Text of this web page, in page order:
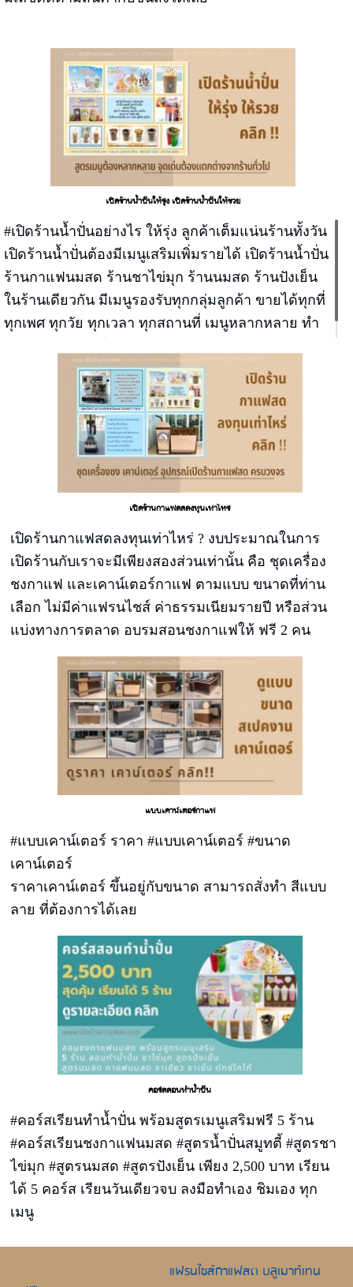
เปิดร้านน้ำปั่นให้รุ่ง เปิดร้านน้ำปั่นให้รวย
#เปิดร้านน้ำปั่นอย่างไร ให้รุ่ง ลูกค้าเต็มแน่นร้านทั้งวัน
เปิดร้านน้ำปั่นต้องมีเมนูเสริมเพิ่มรายได้ เปิดร้านน้ำปั่น
ร้านกาแฟนมสด ร้านชาไข่มุก ร้านนมสด ร้านปังเย็น
ในร้านเดียวกัน มีเมนูรองรับทุกกลุ่มลูกค้า ขายได้ทุกที่
ทุกเพศ ทุกวัย ทุกเวลา ทุกสถานที่ เมนูหลากหลาย ทำ
เปิดร้านกาแฟสดลงทุนเท่าไหร่
เปิดร้านกาแฟสดลงทุนเท่าไหร่ ? งบประมาณในการ
เปิดร้านกับเราจะมีเพียงสองส่วนเท่านั้น คือ ชุดเครื่อง
ชงกาแฟ และเคาน์เตอร์กาแฟ ตามแบบ ขนาดที่ท่าน
เลือก ไม่มีค่าแฟรนไชส์ ค่าธรรมเนียมรายปี หรือส่วน
แบ่งทางการตลาด อบรมสอนชงกาแฟให้ ฟรี 2 คน
แบบเคาน์เตอร์กาแฟ
#แบบเคาน์เตอร์ ราคา #แบบเคาน์เตอร์ #ขนาด
เคาน์เตอร์
ราคาเคาน์เตอร์ ขึ้นอยู่กับขนาด สามารถสั่งทำ สีแบบ
ลาย ที่ต้องการได้เลย
คอร์สสอนทำน้ำปั่น
#คอร์สเรียนทำน้ำปั่น พร้อมสูตรเมนูเสริมฟรี 5 ร้าน
#คอร์สเรียนชงกาแฟนมสด #สูตรน้ำปั่นสมูทตี้ #สูตรชา
ไข่มุก #สูตรนมสด #สูตรปังเย็น เพียง 2,500 บาท เรียน
ได้ 5 คอร์ส เรียนวันเดียวจบ ลงมือทำเอง ชิมเอง ทุก
เมนู
แฟรนไชส์กาแฟสด บลูเมาท์เทน